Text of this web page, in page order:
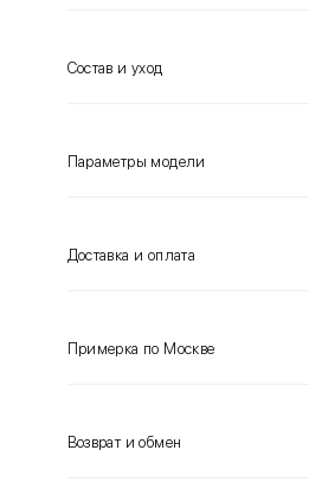
Состав и уход
Параметры модели
Доставка и оплата
Примерка по Москве
Возврат и обмен